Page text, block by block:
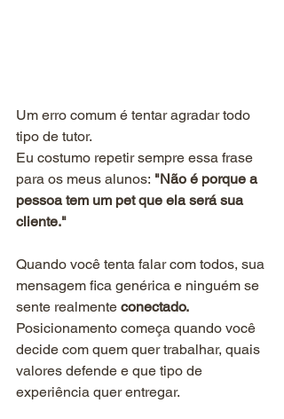
Um erro comum é tentar agradar todo
tipo de tutor.
Eu costumo repetir sempre essa frase
para os meus alunos: "Não é porque a
pessoa tem um pet que ela será sua
cliente."
Quando você tenta falar com todos, sua
mensagem fica genérica e ninguém se
sente realmente conectado.
Posicionamento começa quando você
decide com quem quer trabalhar, quais
valores defende e que tipo de
experiência quer entregar.